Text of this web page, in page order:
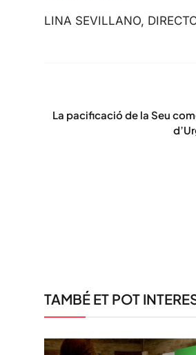
LINA SEVILLANO,
La pacificació de la Seu
TAMBÉ ET POT